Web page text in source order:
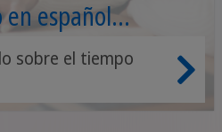
español
sobre el tiempo